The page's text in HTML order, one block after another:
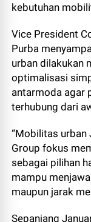
kebutuhan
Vice President
Purba
urban dilakukan
optimalisasi
antarmoda agar
terhubung dari
“Mobilitas
Group fokus
sebagai pilihan
mampu
maupun jarak
Sepanjang